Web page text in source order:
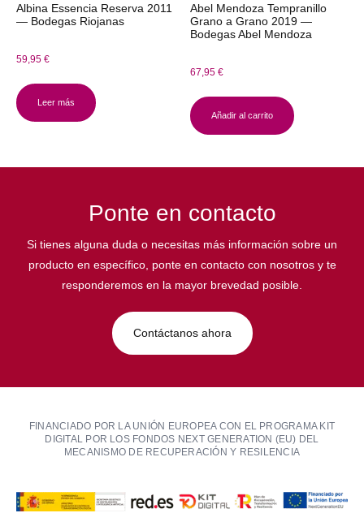
Albina Essencia Reserva 2011
— Bodegas Riojanas
59,95 €
Leer más
Abel Mendoza Tempranillo
Grano a Grano 2019 —
Bodegas Abel Mendoza
67,95 €
Añadir al carrito
Ponte en contacto
Si tienes alguna duda o necesitas más información sobre un
producto en específico, ponte en contacto con nosotros y te
responderemos en la mayor brevedad posible.
Contáctanos ahora
FINANCIADO POR LA UNIÓN EUROPEA CON EL PROGRAMA KIT
DIGITAL POR LOS FONDOS NEXT GENERATION (EU) DEL
MECANISMO DE RECUPERACIÓN Y RESILENCIA